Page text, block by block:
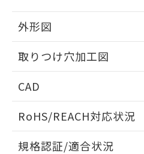
外形図
取りつけ穴加工図
CAD
ドすることができます。
RoHS/REACH対応状況
規格認証/適合状況
物質の対応では、対応
荷製品に未対応品が混
既に当社にて対応品へ
していることから、特段
り、2022年1月12日よ